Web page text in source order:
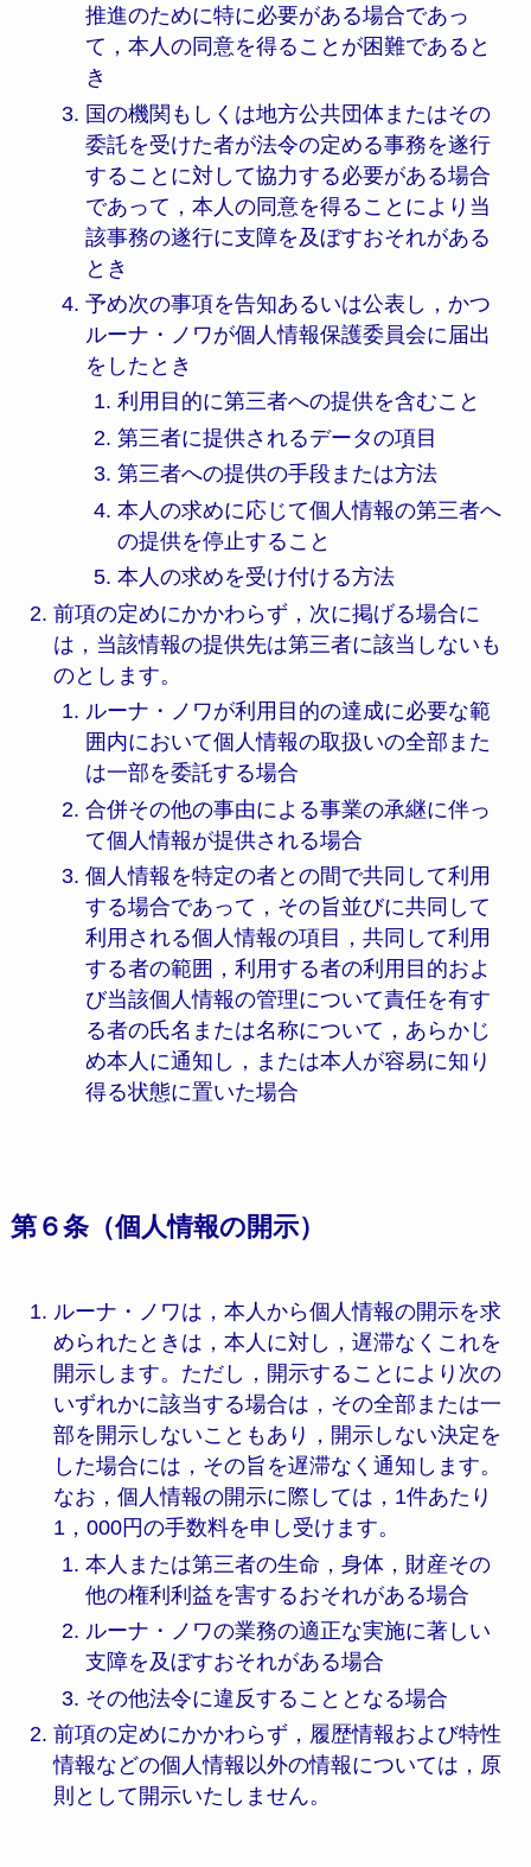
推進のために特に必要がある場合であっ
て，本人の同意を得ることが困難であると
き
国の機関もしくは地方公共団体またはその
委託を受けた者が法令の定める事務を遂行
することに対して協力する必要がある場合
であって，本人の同意を得ることにより当
該事務の遂行に支障を及ぼすおそれがある
とき
予め次の事項を告知あるいは公表し，かつ
ルーナ・ノワが個人情報保護委員会に届出
をしたとき
利用目的に第三者への提供を含むこと
第三者に提供されるデータの項目
第三者への提供の手段または方法
本人の求めに応じて個人情報の第三者へ
の提供を停止すること
本人の求めを受け付ける方法
前項の定めにかかわらず，次に掲げる場合に
は，当該情報の提供先は第三者に該当しないも
のとします。
ルーナ・ノワが利用目的の達成に必要な範
囲内において個人情報の取扱いの全部また
は一部を委託する場合
合併その他の事由による事業の承継に伴っ
て個人情報が提供される場合
個人情報を特定の者との間で共同して利用
する場合であって，その旨並びに共同して
利用される個人情報の項目，共同して利用
する者の範囲，利用する者の利用目的およ
び当該個人情報の管理について責任を有す
る者の氏名または名称について，あらかじ
め本人に通知し，または本人が容易に知り
得る状態に置いた場合
第６条（個人情報の開示）
ルーナ・ノワは，本人から個人情報の開示を求
められたときは，本人に対し，遅滞なくこれを
開示します。ただし，開示することにより次の
いずれかに該当する場合は，その全部または一
部を開示しないこともあり，開示しない決定を
した場合には，その旨を遅滞なく通知します。
なお，個人情報の開示に際しては，1件あたり
1，000円の手数料を申し受けます。
本人または第三者の生命，身体，財産その
他の権利利益を害するおそれがある場合
ルーナ・ノワの業務の適正な実施に著しい
支障を及ぼすおそれがある場合
その他法令に違反することとなる場合
前項の定めにかかわらず，履歴情報および特性
情報などの個人情報以外の情報については，原
則として開示いたしません。